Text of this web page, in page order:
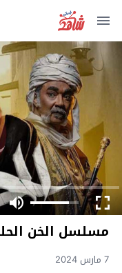
مسلسل الخن
7 مارس 2024